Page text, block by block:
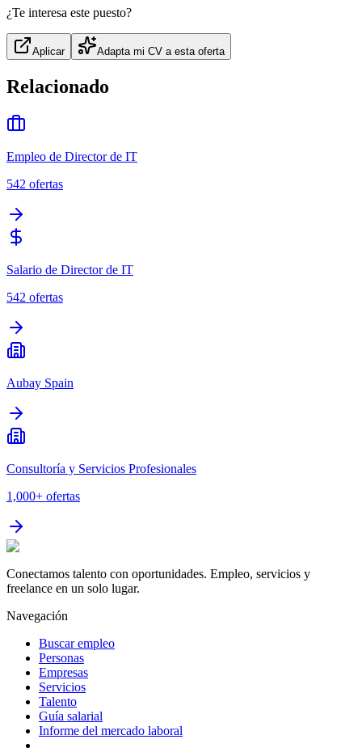
¿Te interesa este puesto?
Aplicar Adapta mi CV a esta oferta
Relacionado
Empleo de Director de IT
542 ofertas
Salario de Director de IT
542 ofertas
Aubay Spain
Consultoría y Servicios Profesionales
1,000+ ofertas
Conectamos talento con oportunidades. Empleo, servicios y
freelance en un solo lugar.
Navegación
Buscar empleo
Personas
Empresas
Servicios
Talento
Guía salarial
Informe del mercado laboral